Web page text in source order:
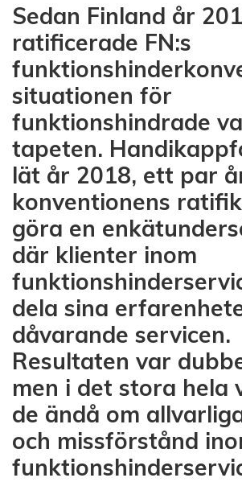
Sedan Finland år
ratificerade FN:s
situationen för
funktionshindrade
tapeten.
lät år 2018, ett par
konventionens
göra en
där klienter inom
dela sina
dåvarande servicen.
Resultaten var
men i det stora hela
de ändå om
och missförstånd